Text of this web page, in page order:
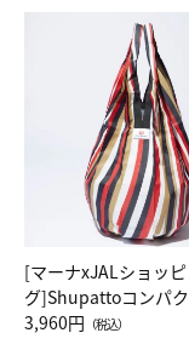
[マーナxJALショッ
グ]Shupattoコンパ
Drop JAL客室乗務員
3,960円 （税込）